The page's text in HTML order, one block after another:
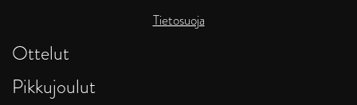
Tietosuoja
Ottelut
Pikkujoulut